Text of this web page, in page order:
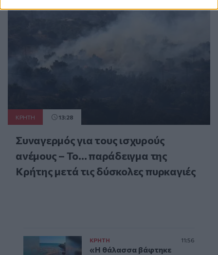
ΚΡΗΤΗ 13:28
Συναγερμός για τους ισχυρούς
ανέμους – Το... παράδειγμα της
Κρήτης μετά τις δύσκολες πυρκαγιές
ΚΡΗΤΗ 11:56
«Η θάλασσα βάφτηκε